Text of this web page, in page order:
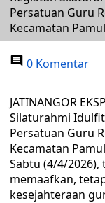
Persatuan Guru
Kecamatan
0 Komentar
JATINANGOR
Silaturahmi
Persatuan Guru
Kecamatan
Sabtu (4/4/
memaafkan,
kesejahteraan